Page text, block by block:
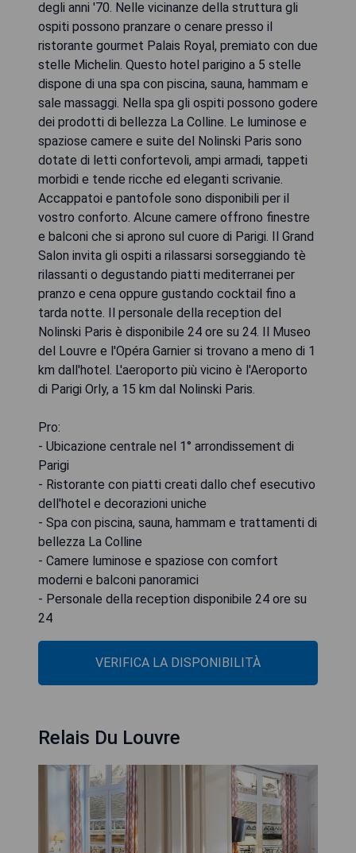
degli anni '70. Nelle vicinanze della struttura gli
ospiti possono pranzare o cenare presso il
ristorante gourmet Palais Royal, premiato con due
stelle Michelin. Questo hotel parigino a 5 stelle
dispone di una spa con piscina, sauna, hammam e
sale massaggi. Nella spa gli ospiti possono godere
dei prodotti di bellezza La Colline. Le luminose e
spaziose camere e suite del Nolinski Paris sono
dotate di letti confortevoli, ampi armadi, tappeti
morbidi e tende ricche ed eleganti scrivanie.
Accappatoi e pantofole sono disponibili per il
vostro conforto. Alcune camere offrono finestre
e balconi che si aprono sul cuore di Parigi. Il Grand
Salon invita gli ospiti a rilassarsi sorseggiando tè
rilassanti o degustando piatti mediterranei per
pranzo e cena oppure gustando cocktail fino a
tarda notte. Il personale della reception del
Nolinski Paris è disponibile 24 ore su 24. Il Museo
del Louvre e l'Opéra Garnier si trovano a meno di 1
km dall'hotel. L'aeroporto più vicino è l'Aeroporto
di Parigi Orly, a 15 km dal Nolinski Paris.
Pro:
- Ubicazione centrale nel 1° arrondissement di
Parigi
- Ristorante con piatti creati dallo chef esecutivo
dell'hotel e decorazioni uniche
- Spa con piscina, sauna, hammam e trattamenti di
bellezza La Colline
- Camere luminose e spaziose con comfort
moderni e balconi panoramici
- Personale della reception disponibile 24 ore su
24
VERIFICA LA DISPONIBILITÀ
Relais Du Louvre